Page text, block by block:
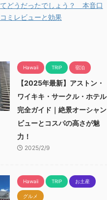
てどうだったでしょう？ 本音口
コミレビューと効果
Hawaii TRIP 宿泊
【2025年最新】アストン・
ワイキキ・サークル・ホテル
完全ガイド｜絶景オーシャン
ビューとコスパの高さが魅
力！
2025/2/9
Hawaii TRIP お土産
グルメ